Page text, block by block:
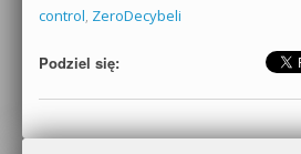
control, ZeroDecybeli
Podziel się: